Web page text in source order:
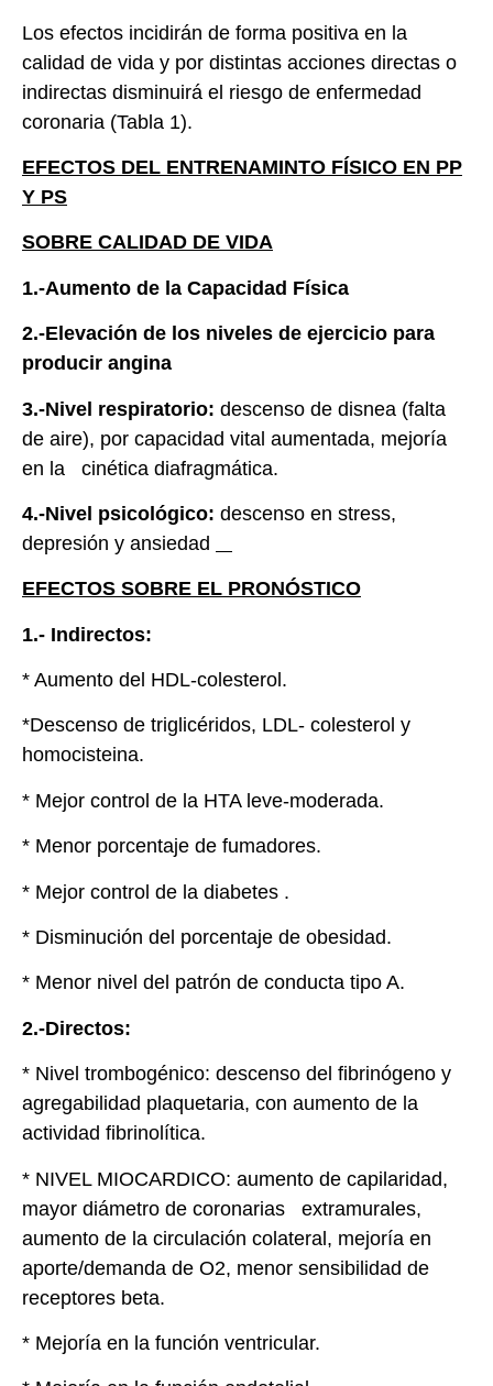
Los efectos incidirán de forma positiva en la
calidad de vida y por distintas acciones directas o
indirectas disminuirá el riesgo de enfermedad
coronaria (Tabla 1).
EFECTOS DEL ENTRENAMINTO FÍSICO EN PP
Y PS
SOBRE CALIDAD DE VIDA
1.-Aumento de la Capacidad Física
2.-Elevación de los niveles de ejercicio para
producir angina
3.-Nivel respiratorio: descenso de disnea (falta
de aire), por capacidad vital aumentada, mejoría
en la cinética diafragmática.
4.-Nivel psicológico: descenso en stress,
depresión y ansiedad
EFECTOS SOBRE EL PRONÓSTICO
1.- Indirectos:
* Aumento del HDL-colesterol.
*Descenso de triglicéridos, LDL- colesterol y
homocisteina.
* Mejor control de la HTA leve-moderada.
* Menor porcentaje de fumadores.
* Mejor control de la diabetes .
* Disminución del porcentaje de obesidad.
* Menor nivel del patrón de conducta tipo A.
2.-Directos:
* Nivel trombogénico: descenso del fibrinógeno y
agregabilidad plaquetaria, con aumento de la
actividad fibrinolítica.
* NIVEL MIOCARDICO: aumento de capilaridad,
mayor diámetro de coronarias extramurales,
aumento de la circulación colateral, mejoría en
aporte/demanda de O2, menor sensibilidad de
receptores beta.
* Mejoría en la función ventricular.